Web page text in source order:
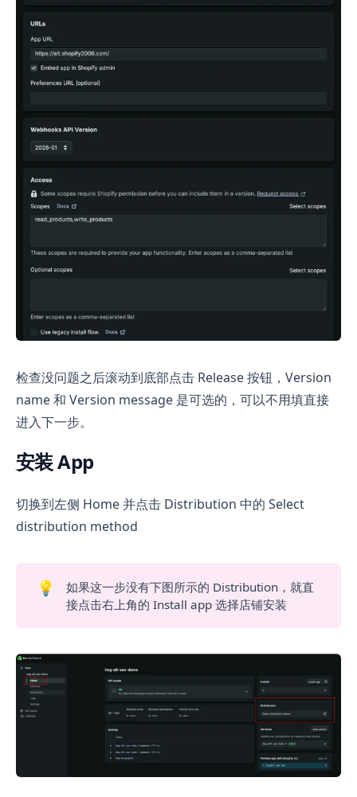
检查没问题之后滚动到底部点击 Release 按钮，Version
name 和 Version message 是可选的，可以不用填直接
进入下一步。
安装 App
切换到左侧 Home 并点击 Distribution 中的 Select
distribution method
💡
如果这一步没有下图所示的 Distribution，就直
接点击右上角的 Install app 选择店铺安装